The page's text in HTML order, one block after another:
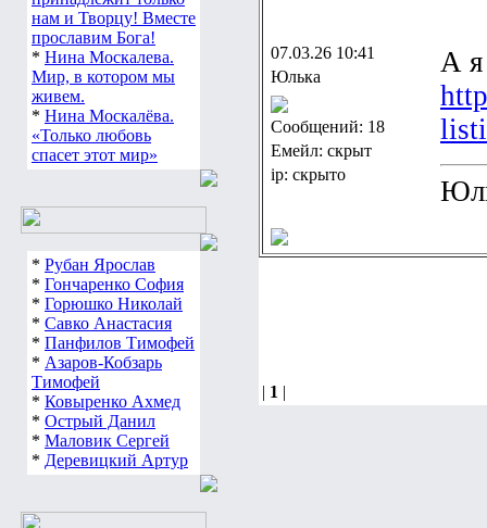
нам и Творцу! Вместе
прославим Бога!
* Нина Москалева.
Мир, в котором мы
живем.
* Нина Москалёва.
«Только любовь
спасет этот мир»
* Рубан Ярослав
* Гончаренко София
* Горюшко Николай
* Савко Анастасия
* Панфилов Тимофей
* Азаров-Кобзарь
Тимофей
* Ковыренко Ахмед
* Острый Данил
* Маловик Сергей
* Деревицкий Артур
07.03.26 10:41
Юлька
Сообщений: 18
Емейл: скрыт
ip: скрыто
А я
| 1 |